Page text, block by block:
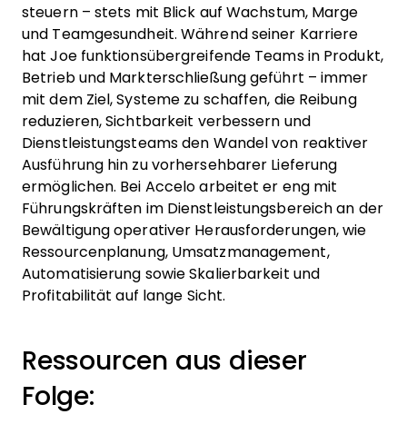
steuern – stets mit Blick auf Wachstum, Marge
und Teamgesundheit. Während seiner Karriere
hat Joe funktionsübergreifende Teams in Produkt,
Betrieb und Markterschließung geführt – immer
mit dem Ziel, Systeme zu schaffen, die Reibung
reduzieren, Sichtbarkeit verbessern und
Dienstleistungsteams den Wandel von reaktiver
Ausführung hin zu vorhersehbarer Lieferung
ermöglichen. Bei Accelo arbeitet er eng mit
Führungskräften im Dienstleistungsbereich an der
Bewältigung operativer Herausforderungen, wie
Ressourcenplanung, Umsatzmanagement,
Automatisierung sowie Skalierbarkeit und
Profitabilität auf lange Sicht.
Ressourcen aus dieser
Folge: